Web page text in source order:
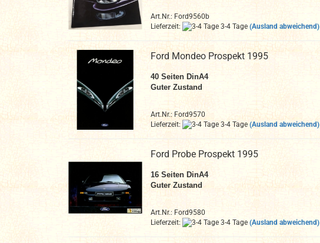
Art.Nr.: Ford9560b
Lieferzeit:
3-4 Tage (Ausland abweichend)
Ford Mondeo Prospekt 1995
40 Seiten DinA4
Guter Zustand
Art.Nr.: Ford9570
Lieferzeit:
3-4 Tage (Ausland abweichend)
Ford Probe Prospekt 1995
16 Seiten DinA4
Guter Zustand
Art.Nr.: Ford9580
Lieferzeit:
3-4 Tage (Ausland abweichend)